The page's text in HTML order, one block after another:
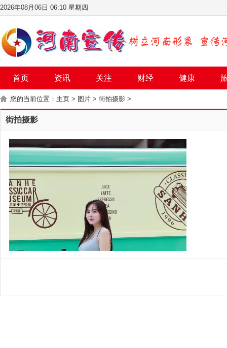
2026年08月06日 06:10 星期四
首页 资讯 关注 财经 健康
您的当前位置： 主页 > 图片 > 街拍摄影 >
街拍摄影